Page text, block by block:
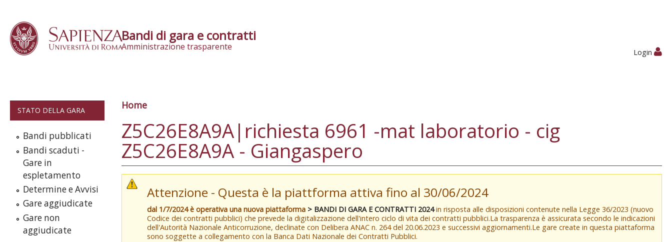
Bandi di gara e contratti
Amministrazione trasparente
Login
STATO DELLA GARA
Bandi pubblicati
Bandi scaduti -
Gare in
espletamento
Determine e Avvisi
Gare aggiudicate
Gare non
aggiudicate
Tu sei qui
Home
Z5C26E8A9A|richiesta 6961 -mat laboratorio - cig
Z5C26E8A9A - Giangaspero
Attenzione - Questa è la piattforma attiva fino al 30/06/2024
dal 1/7/2024 è operativa una nuova piattaforma > BANDI DI GARA E CONTRATTI 2024in risposta alle disposizioni contenute nella Legge 36/2023 (nuovo
Codice dei contratti pubblici) che prevede la digitalizzazione dell'intero ciclo di vita dei contratti pubblici.La trasparenza è assicurata secondo le indicazioni
dell'Autorità Nazionale Anticorruzione, declinate con Delibera ANAC n. 264 del 20.06.2023 e successivi aggiornamenti.Le gare create in questa piattaforma
sono soggette a collegamento con la Banca Dati Nazionale dei Contratti Pubblici.